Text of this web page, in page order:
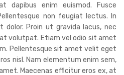
dapibus enim euismod. Fusce
non feugiat lectus. In
dolor. Proin ut gravida lacus, nec
volutpat. Etiam vel odio sit amet
Pellentesque sit amet velit eget
nisl. Nam elementum enim sem,
Maecenas efficitur eros ex, at